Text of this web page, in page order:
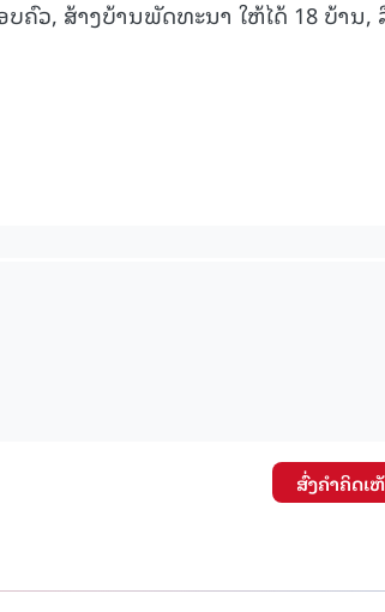
ຄົວ, ສ້າງບ້ານພັດທະນາ ໃຫ້ໄດ້ 18 ບ້ານ,
ສົ່ງຄໍາຄິດເ